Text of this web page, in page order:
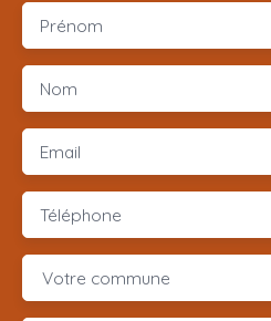
Prénom
Nom
Email
Téléphone
Votre commune